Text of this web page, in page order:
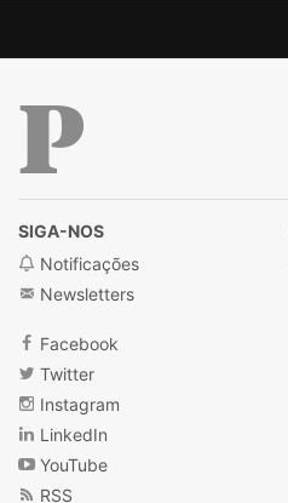
SIGA-NOS
Notificações
Newsletters
Facebook
Twitter
Instagram
LinkedIn
YouTube
RSS